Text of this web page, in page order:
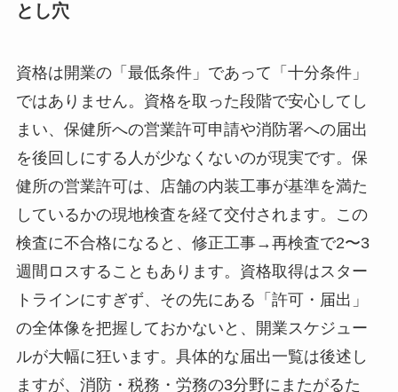
とし穴
資格は開業の「最低条件」であって「十分条件」
ではありません。資格を取った段階で安心してし
まい、保健所への営業許可申請や消防署への届出
を後回しにする人が少なくないのが現実です。保
健所の営業許可は、店舗の内装工事が基準を満た
しているかの現地検査を経て交付されます。この
検査に不合格になると、修正工事→再検査で2〜3
週間ロスすることもあります。資格取得はスター
トラインにすぎず、その先にある「許可・届出」
の全体像を把握しておかないと、開業スケジュー
ルが大幅に狂います。具体的な届出一覧は後述し
ますが、消防・税務・労務の3分野にまたがるた